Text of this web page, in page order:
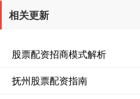
相关更新
股票配资招商模式解析
抚州股票配资指南